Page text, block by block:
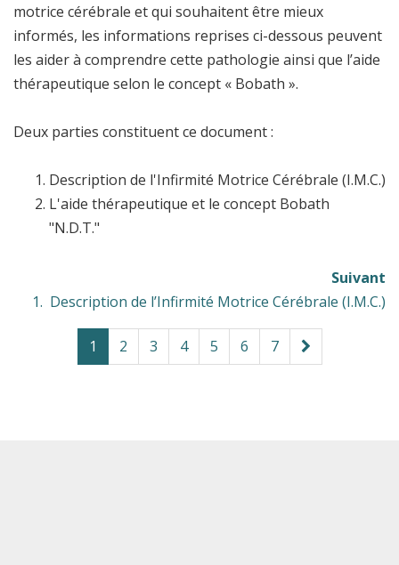
motrice cérébrale et qui souhaitent être mieux
informés, les informations reprises ci-dessous peuvent
les aider à comprendre cette pathologie ainsi que l’aide
thérapeutique selon le concept « Bobath ».
Deux parties constituent ce document :
Description de l'Infirmité Motrice Cérébrale (I.M.C.)
L'aide thérapeutique et le concept Bobath
"N.D.T."
Suivant
1. Description de l’Infirmité Motrice Cérébrale (I.M.C.)
1 2 3 4 5 6 7